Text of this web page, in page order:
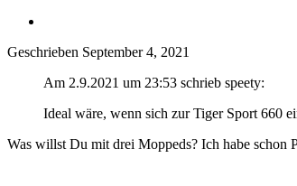
Geschrieben September 4, 2021
Am 2.9.2021 um 23:53 schrieb speety:
Ideal wäre, wenn sich zur Tiger Sport 660
Was willst Du mit drei Moppeds? Ich habe schon